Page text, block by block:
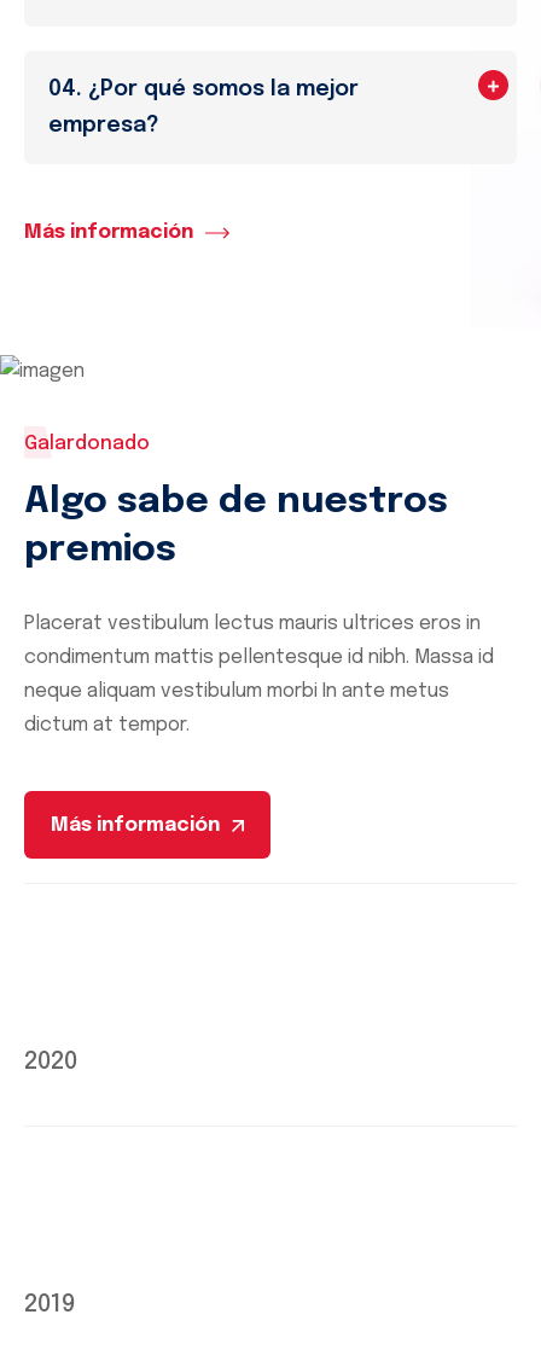
04. ¿Por qué somos la mejor
empresa?
Más información
Análisis del mercado
Sinergizar completamente las naves de relación
Galardonado
Algo sabe de nuestros
premios
Placerat vestibulum lectus mauris ultrices eros in
condimentum mattis pellentesque id nibh. Massa id
neque aliquam vestibulum morbi In ante metus
dictum at tempor.
Más información
2020
2019